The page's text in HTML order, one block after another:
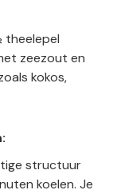
theelepel
zeezout en
kokos,
structuur
koelen. Je